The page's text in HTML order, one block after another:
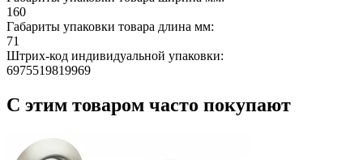
160
Габариты упаковки товара длина мм:
71
Штрих-код индивидуальной упаковки:
6975519819969
С этим товаром часто покупают